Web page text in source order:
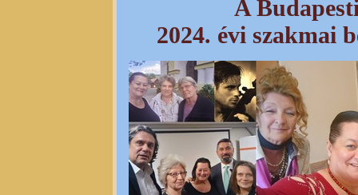
A
2024. évi szakmai